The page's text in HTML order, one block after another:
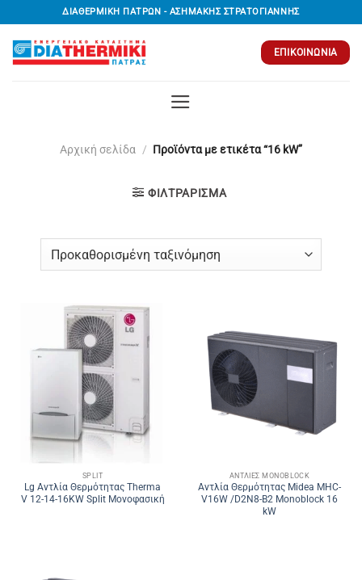
στο
περιεχόμενο
ΔΙΑΘΕΡΜΙΚΗ ΠΑΤΡΩΝ - ΑΣΗΜΑΚΗΣ ΣΤΡΑΤΟΓΙΑΝΝΗΣ
ΕΠΙΚΟΙΝΩΝΊΑ
Αρχική σελίδα / Προϊόντα με ετικέτα “16 kW”
ΦΙΛΤΡΆΡΙΣΜΑ
SPLIT
Lg Αντλία Θερμότητας Therma
V 12-14-16KW Split Μονοφασική
ΑΝΤΛΊΕΣ MONOBLOCK
Αντλία Θερμότητας Midea MHC-
V16W /D2N8-B2 Monoblock 16
kW